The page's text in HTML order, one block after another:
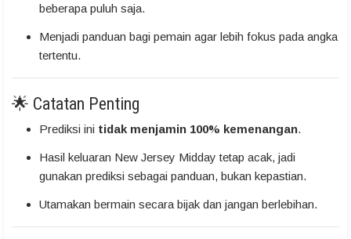
beberapa puluh saja.
Menjadi panduan bagi pemain agar lebih fokus pada angka
tertentu.
🌟 Catatan Penting
Prediksi ini tidak menjamin 100% kemenangan.
Hasil keluaran New Jersey Midday tetap acak, jadi
gunakan prediksi sebagai panduan, bukan kepastian.
Utamakan bermain secara bijak dan jangan berlebihan.